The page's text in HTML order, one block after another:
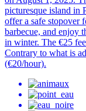
picturesque island in
offer a safe stopover
barbecue, and enjoy
in winter. The €25
Contrary to what is
(€20/hour).